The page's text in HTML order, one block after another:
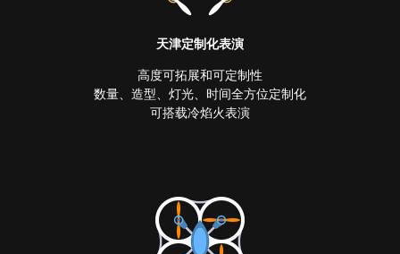
天津定制化表演
高度可拓展和可定制性
数量、造型、灯光、时间全方位定制化
可搭载冷焰火表演